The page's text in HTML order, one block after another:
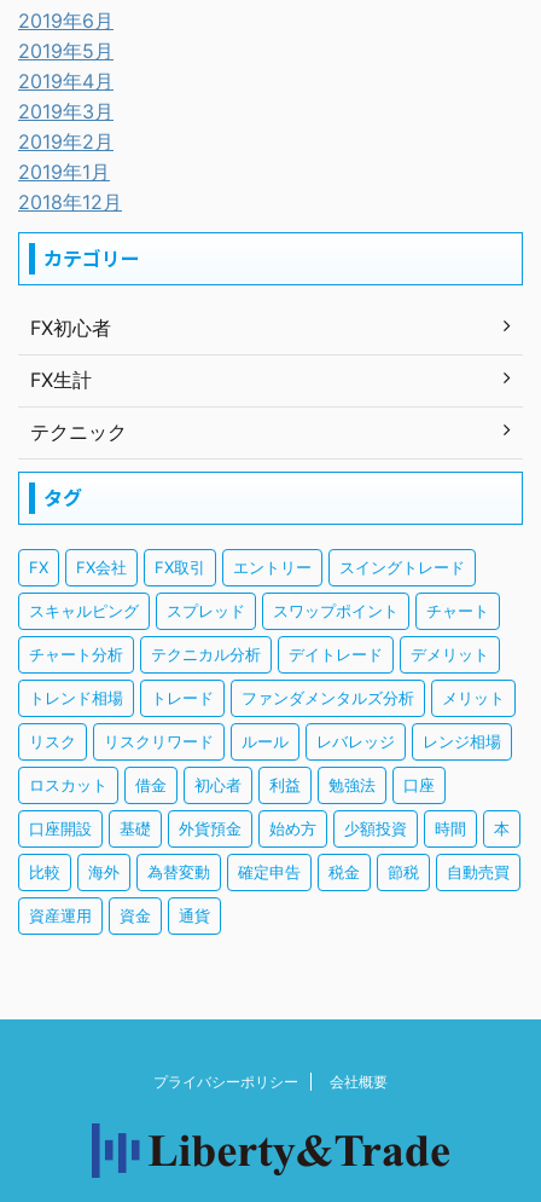
2019年6月
2019年5月
2019年4月
2019年3月
2019年2月
2019年1月
2018年12月
カテゴリー
FX初心者
FX生計
テクニック
タグ
FX FX会社 FX取引 エントリー スイングトレード
スキャルピング スプレッド スワップポイント チャート
チャート分析 テクニカル分析 デイトレード デメリット
トレンド相場 トレード ファンダメンタルズ分析 メリット
リスク リスクリワード ルール レバレッジ レンジ相場
ロスカット 借金 初心者 利益 勉強法 口座
口座開設 基礎 外貨預金 始め方 少額投資 時間 本
比較 海外 為替変動 確定申告 税金 節税 自動売買
資産運用 資金 通貨
プライバシーポリシー 会社概要